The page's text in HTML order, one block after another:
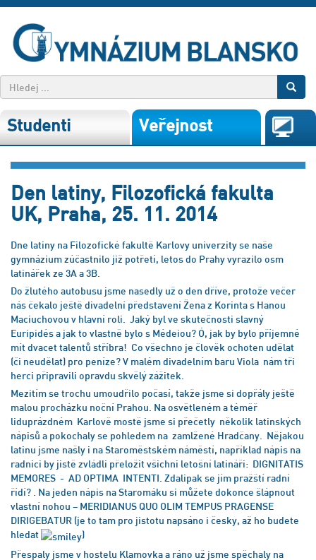
Studenti Veřejnost
Den latiny, Filozofická fakulta
UK, Praha, 25. 11. 2014
Dne latiny na Filozofické fakultě Karlovy univerzity se naše
gymnázium zúčastnilo již potřetí, letos do Prahy vyrazilo osm
latinářek ze 3A a 3B.
Do žlutého autobusu jsme nasedly už o den dříve, protože večer
nás čekalo ještě divadelní představení Žena z Korinta s Hanou
Maciuchovou v hlavní roli. Jaký byl ve skutečnosti slavný
Euripidés a jak to vlastně bylo s Médeiou? Ó, jak by bylo příjemné
mít dvacet talentů stříbra! Co všechno je člověk ochoten udělat
(či neudělat) pro peníze? V malém divadelním baru Viola nám tři
herci připravili opravdu skvělý zážitek.
Mezitím se trochu umoudřilo počasí, takže jsme si dopřály ještě
malou procházku noční Prahou. Na osvětleném a téměř
liduprázdném Karlově mostě jsme si přečetly několik latinských
nápisů a pokochaly se pohledem na zamlžené Hradčany. Nějakou
latinu jsme našly i na Staroměstském náměstí, například nápis na
radnici by jistě zvládli přeložit všichni letošní latináři: DIGNITATIS
MEMORES - AD OPTIMA INTENTI. Zdalipak se jím pražští radní
řídí? . Na jeden nápis na Staromáku si můžete dokonce šlápnout
vlastní nohou – MERIDIANUS QUO OLIM TEMPUS PRAGENSE
DIRIGEBATUR (je to tam pro jistotu napsáno i česky, až ho budete
hledat
)
Přespaly jsme v hostelu Klamovka a ráno už jsme spěchaly na